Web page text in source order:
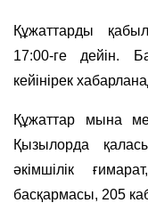
Құжаттарды
17:00-ге дейін.
кейінірек
Құжаттар мына
Қызылорда
әкімшілік
басқармасы, 205